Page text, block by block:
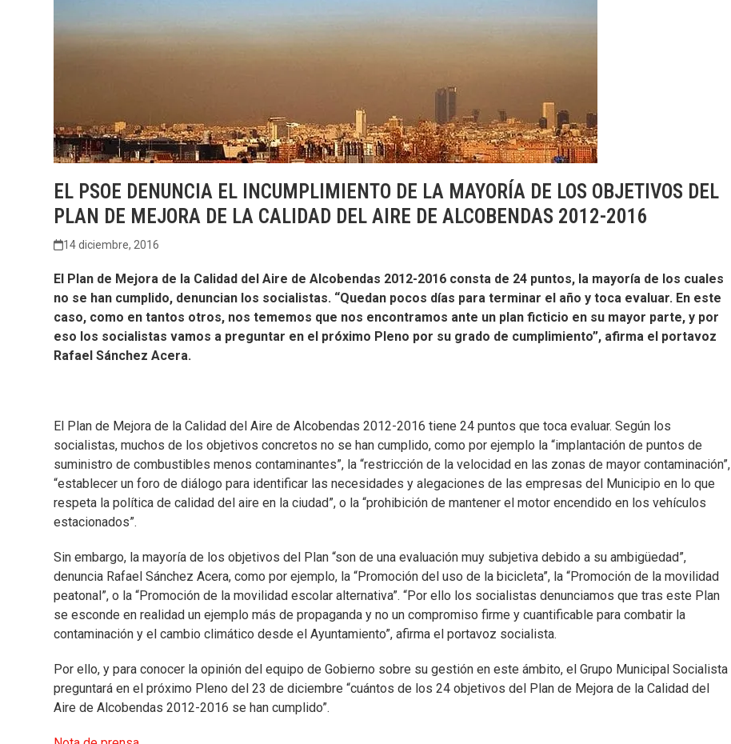
EL PSOE DENUNCIA EL INCUMPLIMIENTO DE LA MAYORÍA DE LOS OBJETIVOS DEL
PLAN DE MEJORA DE LA CALIDAD DEL AIRE DE ALCOBENDAS 2012-2016
14 diciembre, 2016
El Plan de Mejora de la Calidad del Aire de Alcobendas 2012-2016 consta de 24 puntos, la mayoría de los cuales
no se han cumplido, denuncian los socialistas. “Quedan pocos días para terminar el año y toca evaluar. En este
caso, como en tantos otros, nos tememos que nos encontramos ante un plan ficticio en su mayor parte, y por
eso los socialistas vamos a preguntar en el próximo Pleno por su grado de cumplimiento”, afirma el portavoz
Rafael Sánchez Acera.
El Plan de Mejora de la Calidad del Aire de Alcobendas 2012-2016 tiene 24 puntos que toca evaluar. Según los
socialistas, muchos de los objetivos concretos no se han cumplido, como por ejemplo la “implantación de puntos de
suministro de combustibles menos contaminantes”, la “restricción de la velocidad en las zonas de mayor contaminación”,
“establecer un foro de diálogo para identificar las necesidades y alegaciones de las empresas del Municipio en lo que
respeta la política de calidad del aire en la ciudad”, o la “prohibición de mantener el motor encendido en los vehículos
estacionados”.
Sin embargo, la mayoría de los objetivos del Plan “son de una evaluación muy subjetiva debido a su ambigüedad”,
denuncia Rafael Sánchez Acera, como por ejemplo, la “Promoción del uso de la bicicleta”, la “Promoción de la movilidad
peatonal”, o la “Promoción de la movilidad escolar alternativa”. “Por ello los socialistas denunciamos que tras este Plan
se esconde en realidad un ejemplo más de propaganda y no un compromiso firme y cuantificable para combatir la
contaminación y el cambio climático desde el Ayuntamiento”, afirma el portavoz socialista.
Por ello, y para conocer la opinión del equipo de Gobierno sobre su gestión en este ámbito, el Grupo Municipal Socialista
preguntará en el próximo Pleno del 23 de diciembre “cuántos de los 24 objetivos del Plan de Mejora de la Calidad del
Aire de Alcobendas 2012-2016 se han cumplido”.